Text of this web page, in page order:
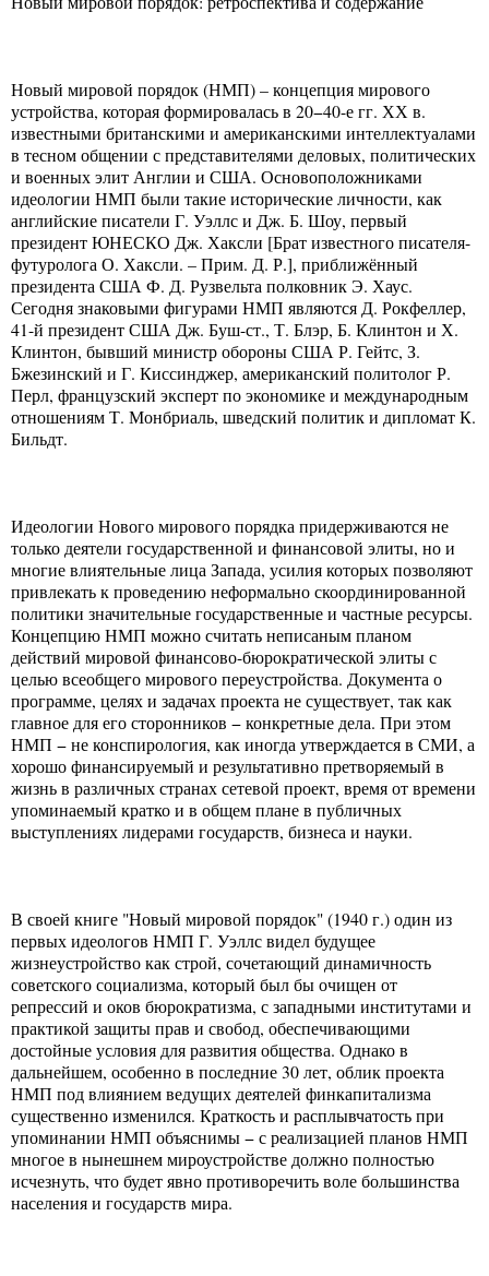
Новый мировой порядок (НМП) – концепция мирового
устройства, которая формировалась в 20−40-е гг. ХХ в.
известными британскими и американскими интеллектуалами
в тесном общении с представителями деловых, политических
и военных элит Англии и США. Основоположниками
идеологии НМП были такие исторические личности, как
английские писатели Г. Уэллс и Дж. Б. Шоу, первый
президент ЮНЕСКО Дж. Хаксли [Брат известного писателя-
футуролога О. Хаксли. – Прим. Д. Р.], приближённый
президента США Ф. Д. Рузвельта полковник Э. Хаус.
Сегодня знаковыми фигурами НМП являются Д. Рокфеллер,
41-й президент США Дж. Буш-ст., Т. Блэр, Б. Клинтон и Х.
Клинтон, бывший министр обороны США Р. Гейтс, З.
Бжезинский и Г. Киссинджер, американский политолог Р.
Перл, французский эксперт по экономике и международным
отношениям Т. Монбриаль, шведский политик и дипломат К.
Бильдт.
Идеологии Нового мирового порядка придерживаются не
только деятели государственной и финансовой элиты, но и
многие влиятельные лица Запада, усилия которых позволяют
привлекать к проведению неформально скоординированной
политики значительные государственные и частные ресурсы.
Концепцию НМП можно считать неписаным планом
действий мировой финансово-бюрократической элиты с
целью всеобщего мирового переустройства. Документа о
программе, целях и задачах проекта не существует, так как
главное для его сторонников − конкретные дела. При этом
НМП − не конспирология, как иногда утверждается в СМИ, а
хорошо финансируемый и результативно претворяемый в
жизнь в различных странах сетевой проект, время от времени
упоминаемый кратко и в общем плане в публичных
выступлениях лидерами государств, бизнеса и науки.
В своей книге "Новый мировой порядок" (1940 г.) один из
первых идеологов НМП Г. Уэллс видел будущее
жизнеустройство как строй, сочетающий динамичность
советского социализма, который был бы очищен от
репрессий и оков бюрократизма, с западными институтами и
практикой защиты прав и свобод, обеспечивающими
достойные условия для развития общества. Однако в
дальнейшем, особенно в последние 30 лет, облик проекта
НМП под влиянием ведущих деятелей финкапитализма
существенно изменился. Краткость и расплывчатость при
упоминании НМП объяснимы − с реализацией планов НМП
многое в нынешнем мироустройстве должно полностью
исчезнуть, что будет явно противоречить воле большинства
населения и государств мира.